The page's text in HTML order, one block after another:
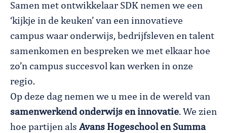
Samen met ontwikkelaar SDK nemen we een
‘kijkje in de keuken’ van een innovatieve
campus waar onderwijs, bedrijfsleven en talent
samenkomen en bespreken we met elkaar hoe
zo’n campus succesvol kan werken in onze
regio.
Op deze dag nemen we u mee in de wereld van
samenwerkend onderwijs en innovatie. We zien
hoe partijen als Avans Hogeschool en Summa